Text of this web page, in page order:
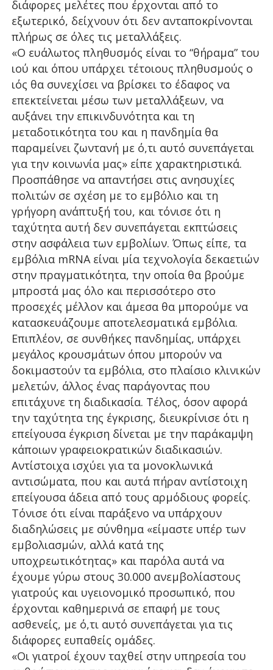
διάφορες μελέτες που έρχονται από το
εξωτερικό, δείχνουν ότι δεν ανταποκρίνονται
πλήρως σε όλες τις μεταλλάξεις.
«Ο ευάλωτος πληθυσμός είναι το “θήραμα” του
ιού και όπου υπάρχει τέτοιους πληθυσμούς ο
ιός θα συνεχίσει να βρίσκει το έδαφος να
επεκτείνεται μέσω των μεταλλάξεων, να
αυξάνει την επικινδυνότητα και τη
μεταδοτικότητα του και η πανδημία θα
παραμείνει ζωντανή με ό,τι αυτό συνεπάγεται
για την κοινωνία μας» είπε χαρακτηριστικά.
Προσπάθησε να απαντήσει στις ανησυχίες
πολιτών σε σχέση με το εμβόλιο και τη
γρήγορη ανάπτυξή του, και τόνισε ότι η
ταχύτητα αυτή δεν συνεπάγεται εκπτώσεις
στην ασφάλεια των εμβολίων. Όπως είπε, τα
εμβόλια mRNA είναι μία τεχνολογία δεκαετιών
στην πραγματικότητα, την οποία θα βρούμε
μπροστά μας όλο και περισσότερο στο
προσεχές μέλλον και άμεσα θα μπορούμε να
κατασκευάζουμε αποτελεσματικά εμβόλια.
Επιπλέον, σε συνθήκες πανδημίας, υπάρχει
μεγάλος κρουσμάτων όπου μπορούν να
δοκιμαστούν τα εμβόλια, στο πλαίσιο κλινικών
μελετών, άλλος ένας παράγοντας που
επιτάχυνε τη διαδικασία. Τέλος, όσον αφορά
την ταχύτητα της έγκρισης, διευκρίνισε ότι η
επείγουσα έγκριση δίνεται με την παράκαμψη
κάποιων γραφειοκρατικών διαδικασιών.
Αντίστοιχα ισχύει για τα μονοκλωνικά
αντισώματα, που και αυτά πήραν αντίστοιχη
επείγουσα άδεια από τους αρμόδιους φορείς.
Τόνισε ότι είναι παράξενο να υπάρχουν
διαδηλώσεις με σύνθημα «είμαστε υπέρ των
εμβολιασμών, αλλά κατά της
υποχρεωτικότητας» και παρόλα αυτά να
έχουμε γύρω στους 30.000 ανεμβολίαστους
γιατρούς και υγειονομικό προσωπικό, που
έρχονται καθημερινά σε επαφή με τους
ασθενείς, με ό,τι αυτό συνεπάγεται για τις
διάφορες ευπαθείς ομάδες.
«Οι γιατροί έχουν ταχθεί στην υπηρεσία του